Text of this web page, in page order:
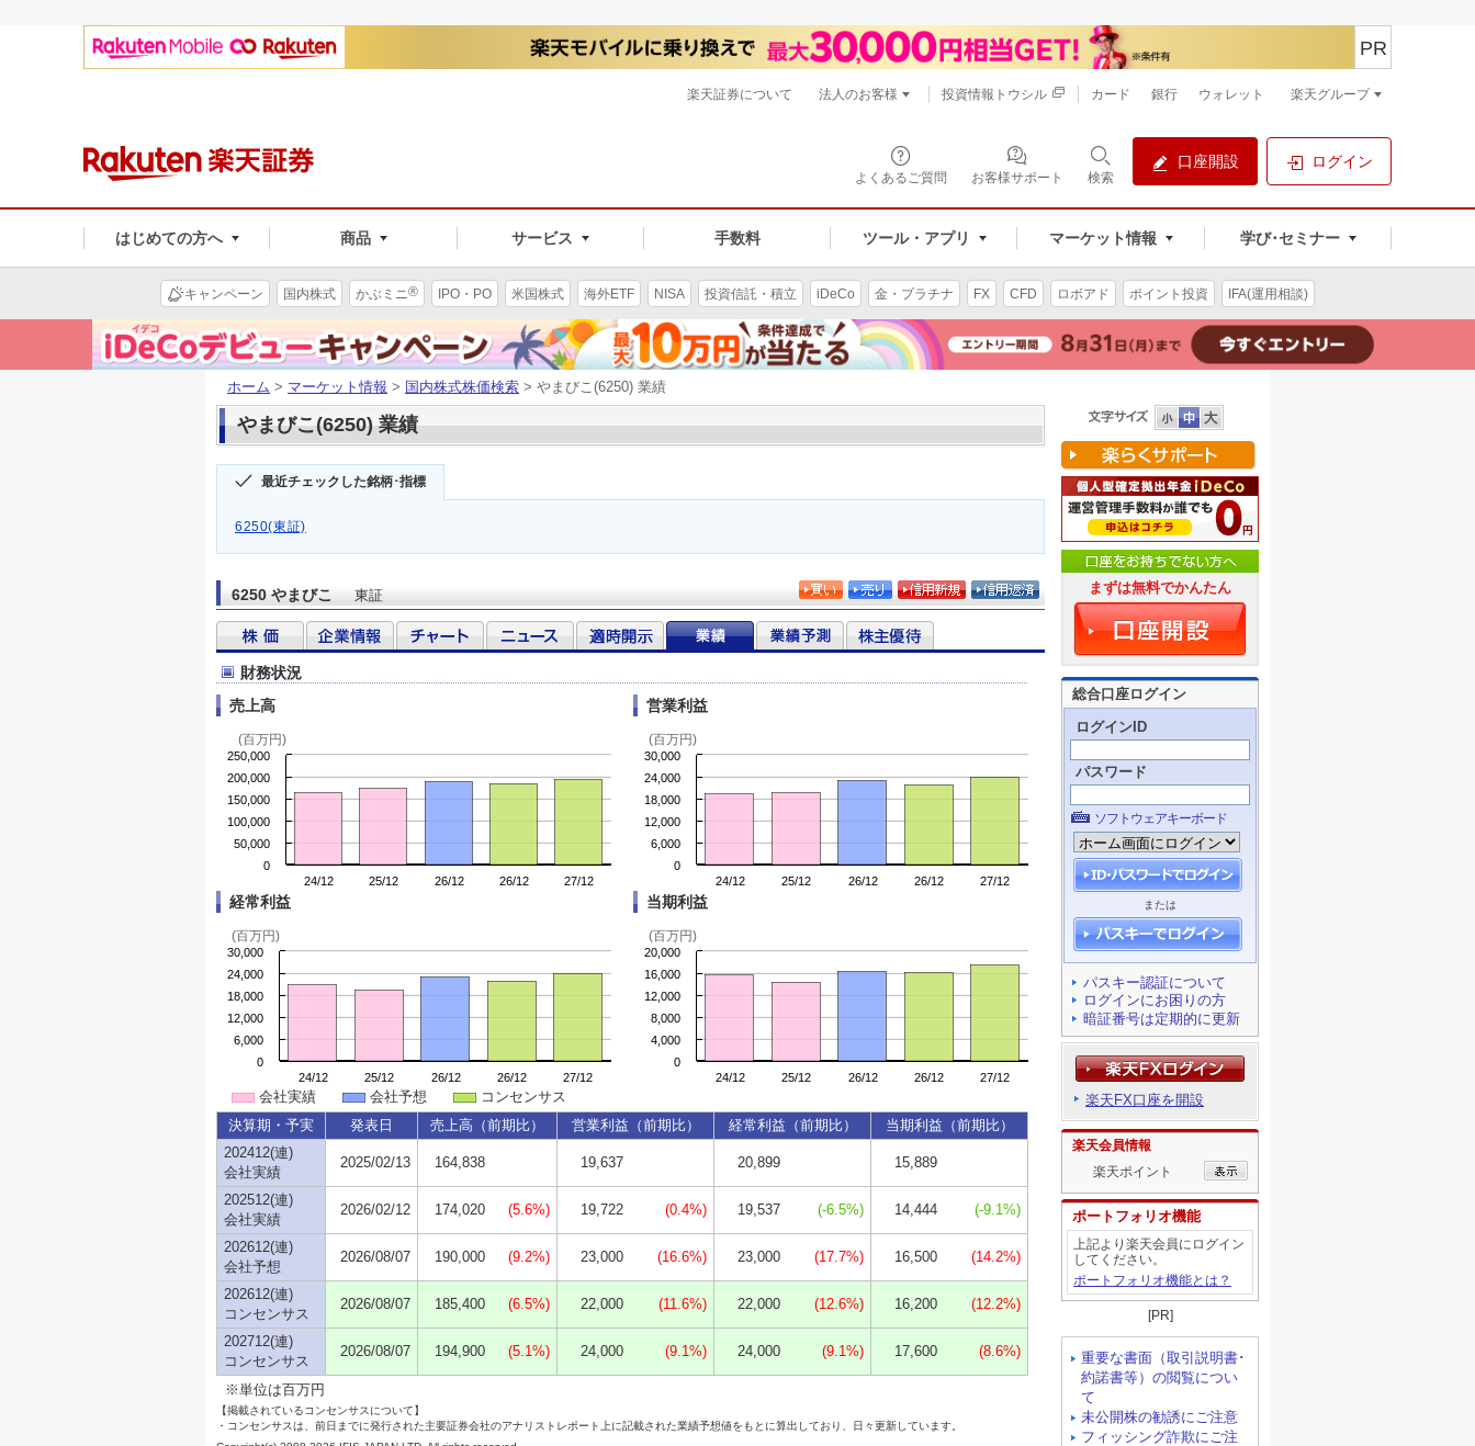
よくあるご質問 お客様サポート 検索
口座開設 ログイン
はじめての方へ 商品 サービス 手数料 ツール・アプリ マーケット情報 学び･セミナー
PR
楽天証券について 法人のお客様 投資情報トウシル カード 銀行 ウォレット 楽天グループ
キャンペーン 国内株式 かぶミニ® IPO・PO 米国株式 海外ETF NISA 投資信託・積立 iDeCo 金・プラチナ FX CFD ロボアド ポイント投資 IFA(運用相談)
ホーム > マーケット情報 > 国内株式株価検索 > やまびこ(6250) 業績
やまびこ(6250) 業績
最近チェックした銘柄･指標
6250(東証)
6250 やまびこ 東証 まずは無料でかんたん
総合口座ログイン
ログインID
パスワード
ソフトウェアキーボード
または
パスキー認証について
ログインにお困りの方
暗証番号は定期的に更新
楽天FX口座を開設
楽天会員情報
楽天ポイント
ポートフォリオ機能
上記より楽天会員にログイン
してください。
ポートフォリオ機能とは？
[PR]
重要な書面（取引説明書･
約諾書等）の閲覧につい
て
未公開株の勧誘にご注意
フィッシング詐欺にご注